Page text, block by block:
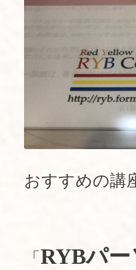
おすすめの講
「 RYBパ